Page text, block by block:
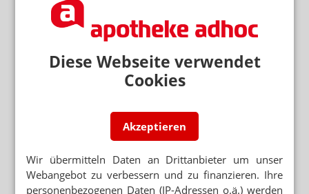
Diese Webseite verwendet
Cookies
Akzeptieren
Wir übermitteln Daten an Drittanbieter um unser
Webangebot zu verbessern und zu finanzieren. Ihre
personenbezogenen Daten (IP-Adressen o.ä.) werden
PRAKTIKUM STARTET
PTA-Schule feiert Abschluss mit Grillparty
ABSCHLUSS MIT BESTNOTE
Top-PKA bereichert Apotheke
Mehr aus Ressort
DAC/NRF